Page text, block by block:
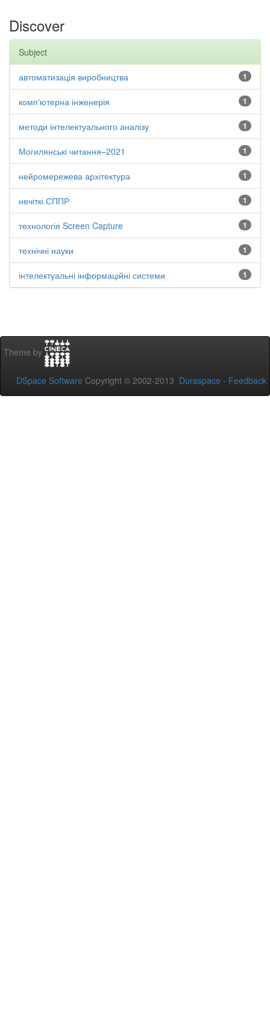
Discover
Subject
1
автоматизація виробництва
1
комп'ютерна інженерія
1
методи інтелектуального аналізу
1
Могилянські читання–2021
1
нейромережева архітектура
1
нечіткі СППР
1
технологія Screen Capture
1
технічні науки
1
інтелектуальні інформаційні системи
Theme by
DSpace Software Copyright © 2002-2013 Duraspace - Feedback